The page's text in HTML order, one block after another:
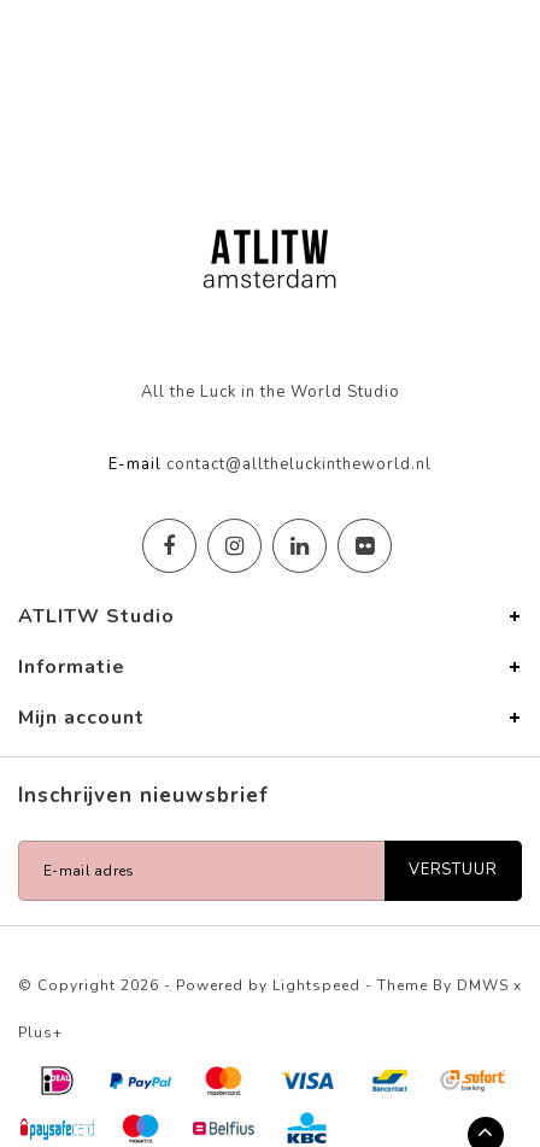
All the Luck in the World Studio
E-mail contact@alltheluckintheworld.nl
ATLITW Studio
Informatie
Mijn account
Inschrijven nieuwsbrief
VERSTUUR
© Copyright 2026 - Powered by Lightspeed - Theme By DMWS x
Plus+